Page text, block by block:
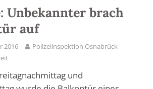
Unbekannter brach
auf
2016
Polizeiinspektion Osnabrück
und